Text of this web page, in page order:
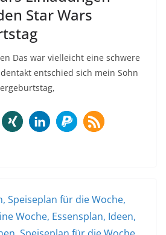
Star Wars
Das war vielleicht eine schwere
entschied sich mein Sohn